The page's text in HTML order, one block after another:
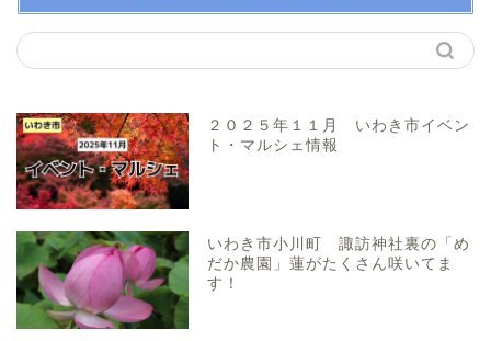
２０２５年１１月 いわき市イベン
ト・マルシェ情報
いわき市小川町 諏訪神社裏の「め
だか農園」蓮がたくさん咲いてま
す！
穴場・スポット！
プロフィール（問い合わ